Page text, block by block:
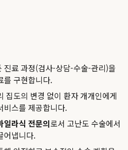
진료 과정(검사-상담-수술-관리)을
를 구현합니다.
집도의 변경 없이 환자 개개인에게
비스를 제공합니다.
일라식 전문의로서 고난도 수술에서
어냅니다.